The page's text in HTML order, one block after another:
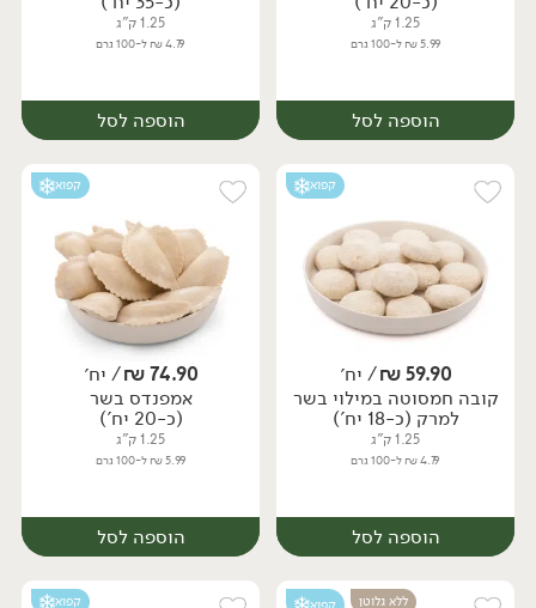
1.25 ק"ג
5.99 ₪ ל-100 גרם
הוספה לסל
יח׳
1.25 ק"ג
4.79 ₪ ל-100 גרם
הוספה לסל
יח׳
קפוא
59.90
₪/ יח׳
קובה חמסוטה במילוי בשר
למרק (כ-18 יח')
1.25 ק"ג
4.79 ₪ ל-100 גרם
הוספה לסל
קפוא
74.90
₪/ יח׳
אמפנדס בשר
(כ-20 יח')
1.25 ק"ג
5.99 ₪ ל-100 גרם
הוספה לסל
ללא גלוטן קפוא קפוא